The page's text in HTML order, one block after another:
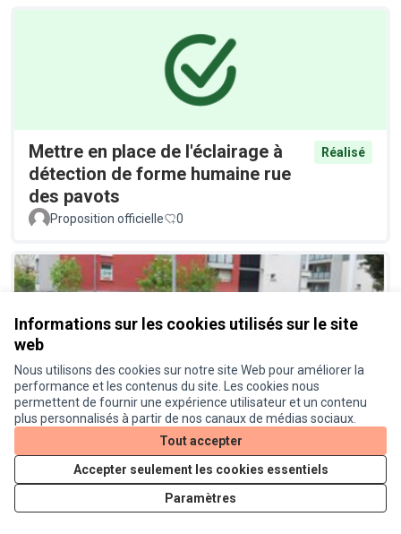
Informations sur les cookies utilisés sur le site
web
Nous utilisons des cookies sur notre site Web pour améliorer la
performance et les contenus du site. Les cookies nous
permettent de fournir une expérience utilisateur et un contenu
plus personnalisés à partir de nos canaux de médias sociaux.
Tout accepter
Accepter seulement les cookies essentiels
Paramètres
Mettre en place de l'éclairage à
détection de forme humaine rue
des pavots
Réalisé
Proposition officielle 0
Installer des racks à vélos devant
les commerces de la route d'Agde
Réalisé
Proposition officielle 0